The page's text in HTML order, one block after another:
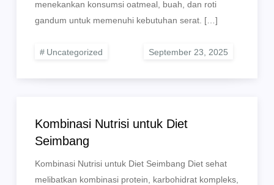
menekankan konsumsi oatmeal, buah, dan roti
gandum untuk memenuhi kebutuhan serat. […]
Uncategorized
Kombinasi Nutrisi untuk Diet
Seimbang
Kombinasi Nutrisi untuk Diet Seimbang Diet sehat
melibatkan kombinasi protein, karbohidrat kompleks,